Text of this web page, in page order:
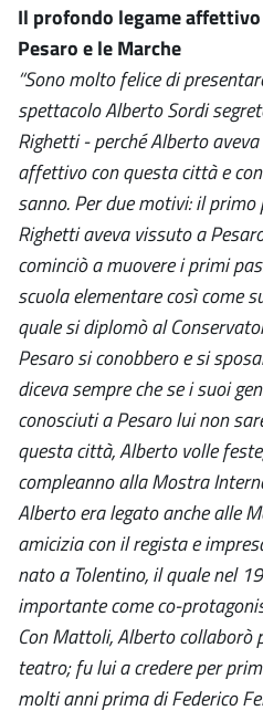
Il profondo legame
Pesaro e le Marche
“Sono molto felice di
spettacolo Alberto Sordi
Righetti - perché Alberto
affettivo con questa città e
sanno. Per due motivi: il
Righetti aveva vissuto a
cominciò a muovere i primi
scuola elementare così come
quale si diplomò al
Pesaro si conobbero e si
diceva sempre che se i suoi
conosciuti a Pesaro lui non
questa città, Alberto volle
compleanno alla Mostra
Alberto era legato anche alle
amicizia con il regista e
nato a Tolentino, il quale nel
importante come co-
Con Mattoli, Alberto collaborò
teatro; fu lui a credere per
molti anni prima di Federico